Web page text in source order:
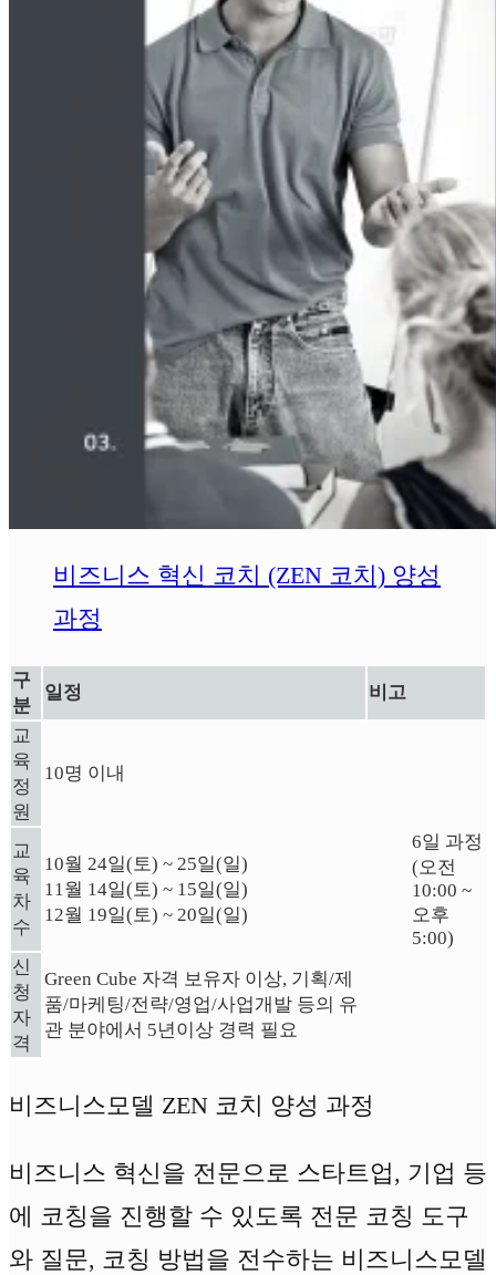
비즈니스 혁신 코치 (ZEN 코치) 양성
과정
구
분
일정 비고
교
육
정
원
10명 이내
교
육
차
수
10월 24일(토) ~ 25일(일)
11월 14일(토) ~ 15일(일)
12월 19일(토) ~ 20일(일)
6일 과정
(오전
10:00 ~
오후
5:00)
신
청
자
격
Green Cube 자격 보유자 이상, 기획/제
품/마케팅/전략/영업/사업개발 등의 유
관 분야에서 5년이상 경력 필요
비즈니스모델 ZEN 코치 양성 과정
비즈니스 혁신을 전문으로 스타트업, 기업 등
에 코칭을 진행할 수 있도록 전문 코칭 도구
와 질문, 코칭 방법을 전수하는 비즈니스모델